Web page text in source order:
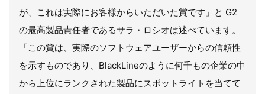
が、これは実際にお客様からいただいた賞です」と G2
の最高製品責任者であるサラ・ロシオは述べています。
「この賞は、実際のソフトウェアユーザーからの信頼性
を示すものであり、BlackLineのように何千もの企業の中
から上位にランクされた製品にスポットライトを当てて